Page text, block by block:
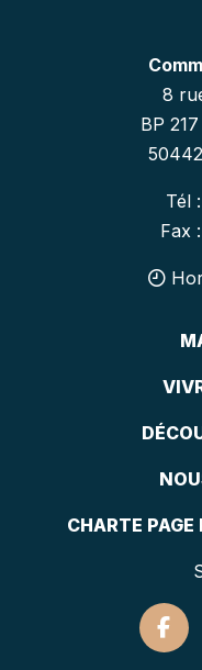
8
BP
Tél
Fax
CHARTE